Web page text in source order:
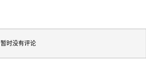
暂时没有评论